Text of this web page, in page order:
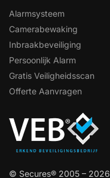
Alarmsysteem
Camerabewaking
Inbraakbeveiliging
Persoonlijk Alarm
Gratis Veiligheidsscan
Offerte Aanvragen
© Secures® 2005 – 2026